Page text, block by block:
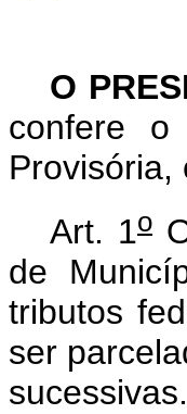
O
confere
Provisória,
Art. 1o
de
tributos
ser
sucessivas.